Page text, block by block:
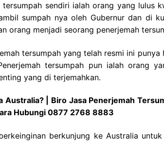
tersumpah sendiri ialah orang yang lulus
sumpah nya oleh Gubernur dan di
orang menjadi seorang penerjemah
tersumpah yang telah resmi ini
tersumpah pun ialah orang
yang di terjemahkan.
Australia? | Biro Jasa Penerjemah
Hubungi 0877 2768 8883
berkunjung ke Australia